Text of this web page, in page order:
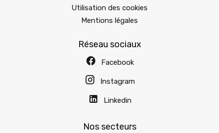
Utilisation des cookies
Mentions légales
Réseau sociaux
Facebook
Instagram
Linkedin
Nos secteurs